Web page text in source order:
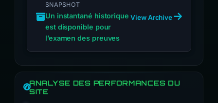
SNAPSHOT
Un instantané historique
est disponible pour
l’examen des preuves
View Archive
ANALYSE DES PERFORMANCES DU
SITE